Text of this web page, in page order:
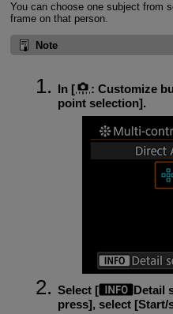
You can choose one subject from
frame on that person.
Note
In [ : Customize
point selection].
Select [ Detail
press], select [Start/